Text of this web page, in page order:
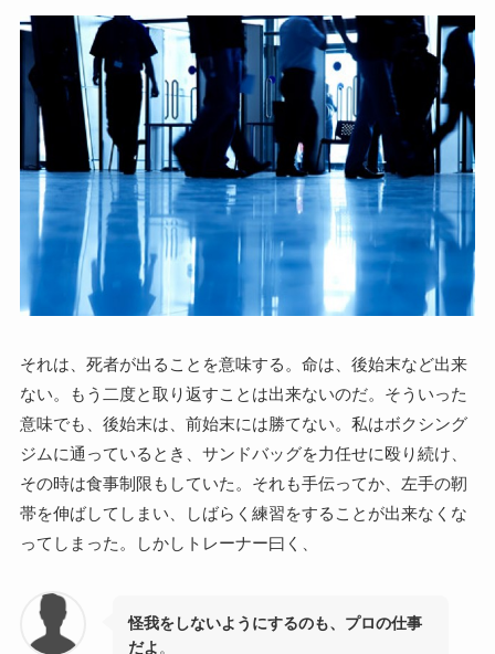
それは、死者が出ることを意味する。命は、後始末など出来
ない。もう二度と取り返すことは出来ないのだ。そういった
意味でも、後始末は、前始末には勝てない。私はボクシング
ジムに通っているとき、サンドバッグを力任せに殴り続け、
その時は食事制限もしていた。それも手伝ってか、左手の靭
帯を伸ばしてしまい、しばらく練習をすることが出来なくな
ってしまった。しかしトレーナー曰く、
怪我をしないようにするのも、プロの仕事
だよ 。